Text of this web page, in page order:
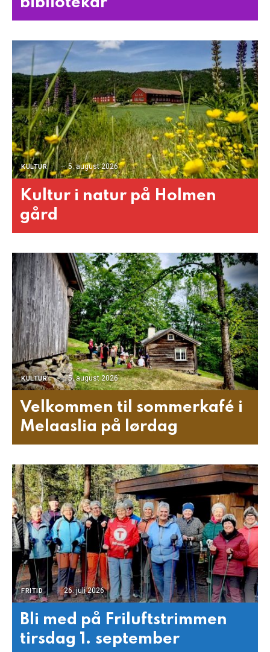
KULTUR 5. august 2026
Kultur i natur på Holmen
gård
KULTUR 5. august 2026
Velkommen til sommerkafé i
Melaaslia på lørdag
FRITID 26. juli 2026
Bli med på Friluftstrimmen
tirsdag 1. september